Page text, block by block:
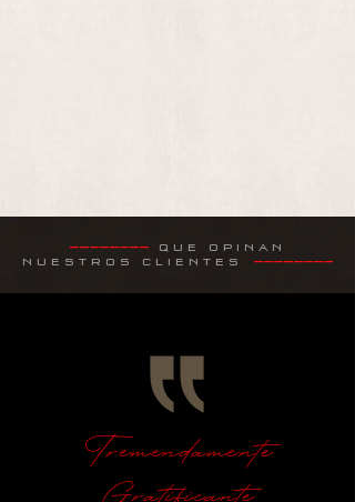
————————
QUE OPINAN
NUESTROS CLIENTES
————————
Tremendamente